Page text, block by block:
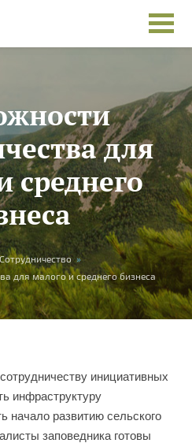
для
среднего
Сотрудничество »
для малого и среднего бизнеса
инициативных
инфраструктуру
начало развитию сельского
заповедника готовы